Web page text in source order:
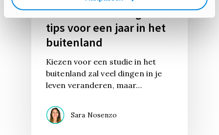
Noteren in het Engels: 7
tips voor een jaar in het
buitenland
Kiezen voor een studie in het
buitenland zal veel dingen in je
leven veranderen, maar…
Sara Nosenzo